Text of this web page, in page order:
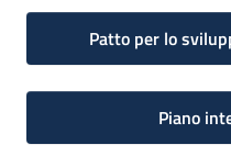
Patto per lo
Piano